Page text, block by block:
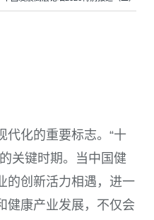
代化的重要标志。“十
关键时期。当中国健
的创新活力相遇，进一
健康产业发展，不仅会